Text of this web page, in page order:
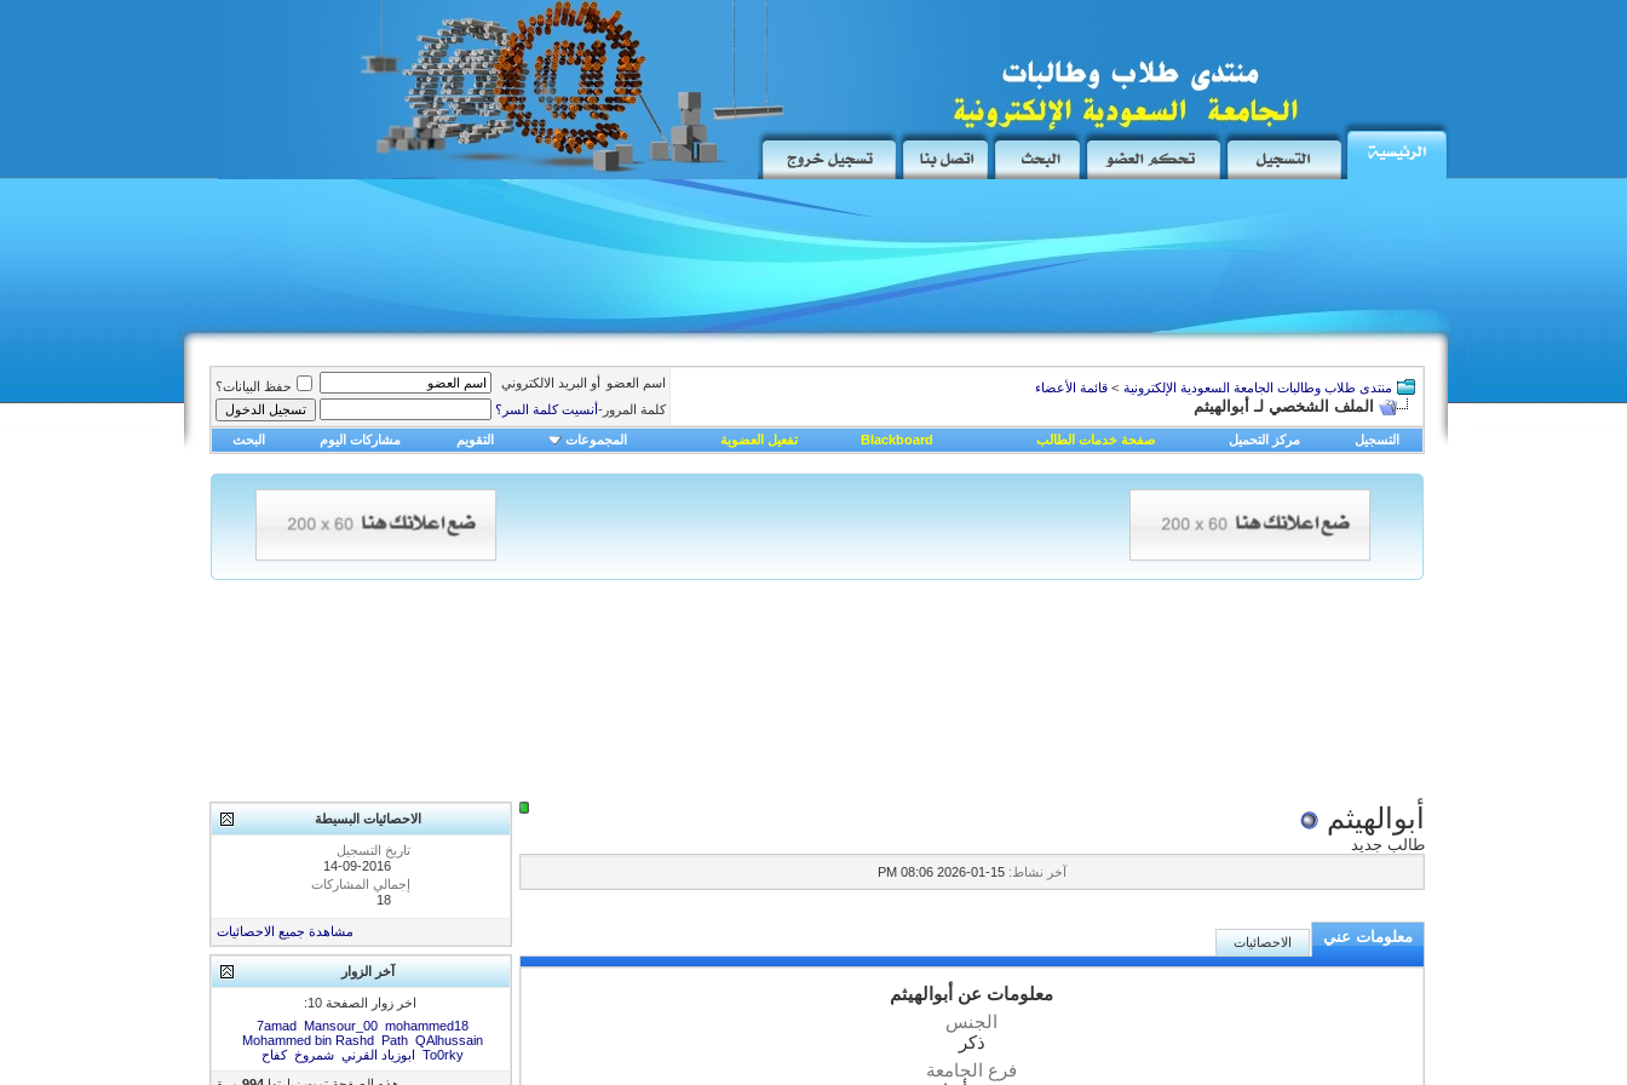
منتدى طلاب وطالبات الجامعة السعودية الإلكترونية >قائمة الأعضاء
الملف الشخصي لـ أبوالهيثم
اسم العضو أو البريد الالكتروني
حفظ البيانات؟
كلمة المرور-أنسيت كلمة السر؟
التسجيل مركز التحميل صفحة خدمات الطالب Blackboard تفعيل العضوية المجموعات التقويم مشاركات اليوم البحث
أبوالهيثم
طالب جديد
آخر نشاط: 15-01-2026
08:06 PM
معلومات عني الاحصائيات
معلومات عن أبوالهيثم
الجنس
ذكر
فرع الجامعة
الاحصائيات البسيطة
تاريخ التسجيل
14-09-2016
إجمالي المشاركات
18
مشاهدة جميع الاحصائيات
آخر الزوار
اخر زوار الصفحة 10:
7amad Mansour_00 mohammed18
Mohammed bin Rashd Path QAlhussain
To0rky ابوزياد القرني شمروخ كفاح